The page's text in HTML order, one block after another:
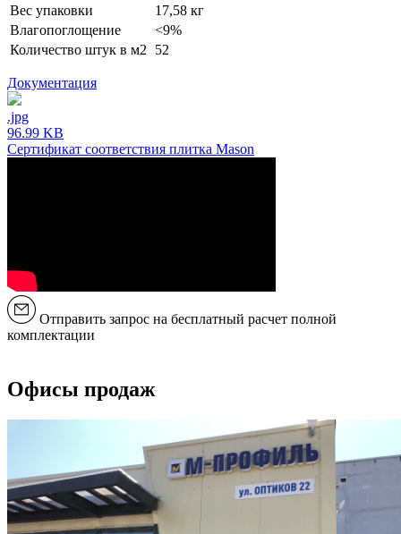
Вес упаковки
17,58 кг
Влагопоглощение
<9%
Количество штук в м2
52
Документация
.jpg
96.99 KB
Сертификат соответствия плитка Mason
Отправить запрос на бесплатный расчет полной
комплектации
Офисы продаж